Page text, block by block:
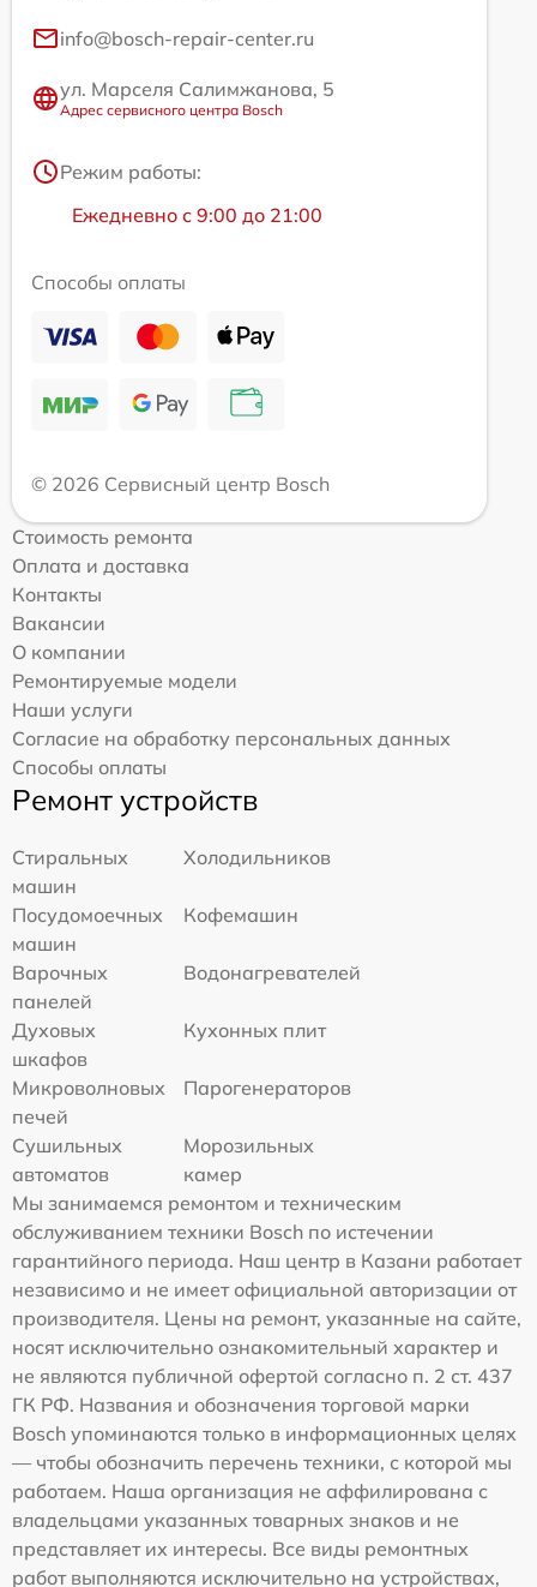
info@bosch-repair-center.ru
ул. Марселя Салимжанова, 5
Адрес сервисного центра Bosch
Режим работы:
Ежедневно с 9:00 до 21:00
Способы оплаты
© 2026 Сервисный центр Bosch
Стоимость ремонта
Оплата и доставка
Контакты
Вакансии
О компании
Ремонтируемые модели
Наши услуги
Согласие на обработку персональных данных
Способы оплаты
Ремонт устройств
Стиральных
машин
Холодильников
Посудомоечных
машин
Кофемашин
Варочных
панелей
Водонагревателей
Духовых
шкафов
Кухонных плит
Микроволновых
печей
Парогенераторов
Сушильных
автоматов
Морозильных
камер
Мы занимаемся ремонтом и техническим
обслуживанием техники Bosch по истечении
гарантийного периода. Наш центр в Казани работает
независимо и не имеет официальной авторизации от
производителя. Цены на ремонт, указанные на сайте,
носят исключительно ознакомительный характер и
не являются публичной офертой согласно п. 2 ст. 437
ГК РФ. Названия и обозначения торговой марки
Bosch упоминаются только в информационных целях
— чтобы обозначить перечень техники, с которой мы
работаем. Наша организация не аффилирована с
владельцами указанных товарных знаков и не
представляет их интересы. Все виды ремонтных
работ выполняются исключительно на устройствах,